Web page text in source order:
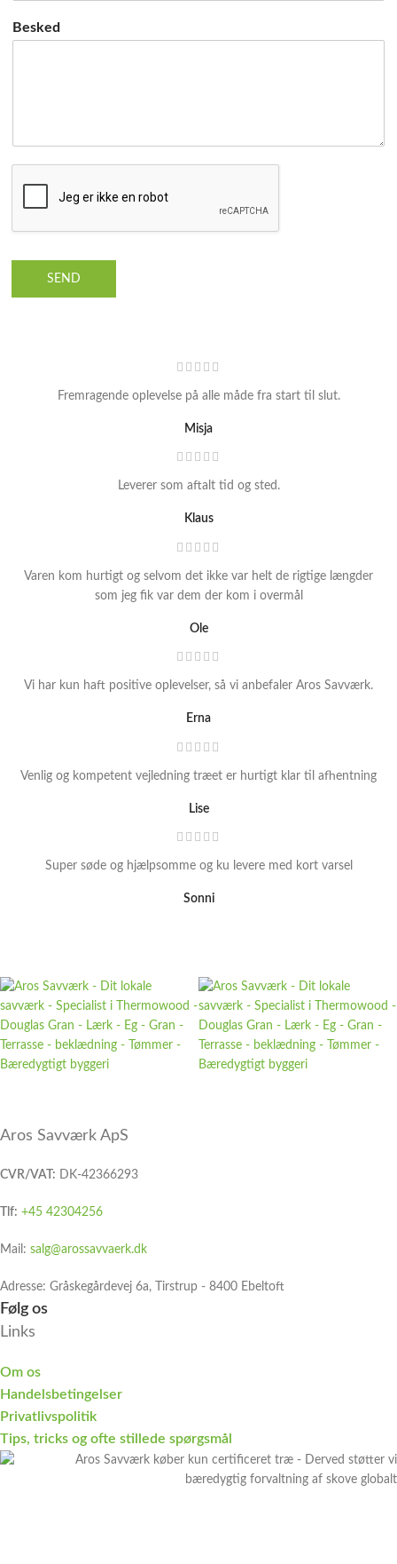
Besked
SEND
Fremragende oplevelse på alle måde fra start til slut.
Misja
Leverer som aftalt tid og sted.
Klaus
Varen kom hurtigt og selvom det ikke var helt de rigtige længder
som jeg fik var dem der kom i overmål
Ole
Vi har kun haft positive oplevelser, så vi anbefaler Aros Savværk.
Erna
Venlig og kompetent vejledning træet er hurtigt klar til afhentning
Lise
Super søde og hjælpsomme og ku levere med kort varsel
Sonni
Aros Savværk ApS
CVR/VAT: DK-42366293
Tlf: +45 42304256
Mail: salg@arossavvaerk.dk
Adresse: Gråskegårdevej 6a, Tirstrup - 8400 Ebeltoft​
Følg os
Links
Om os
Handelsbetingelser
Privatlivspolitik
Tips, tricks og ofte stillede spørgsmål